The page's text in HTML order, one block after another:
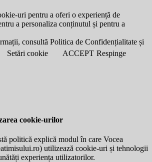
uri pentru a oferi o experiență de
a personaliza conținutul și pentru a
consultă Politica de Confidențialitate și
Setări cookie ACCEPT Respinge
cookie-urilor
politică explică modul în care Vocea
) utilizează cookie-uri și tehnologii
experiența utilizatorilor.